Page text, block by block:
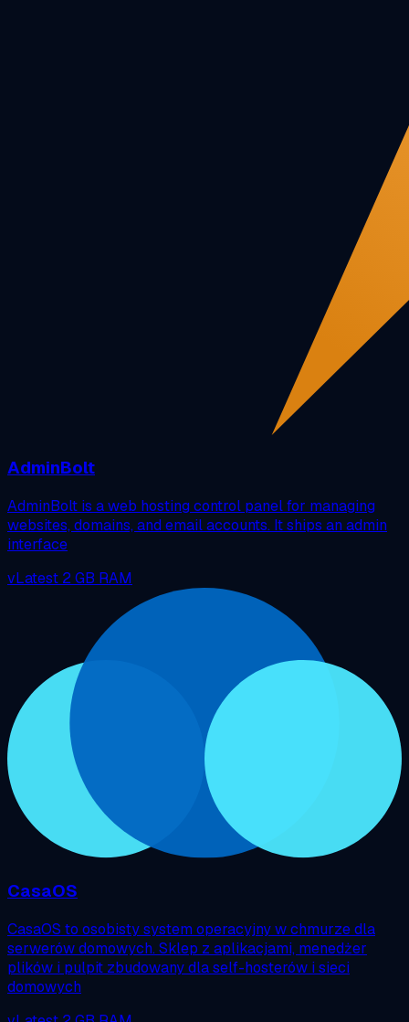
AdminBolt
AdminBolt is a web hosting control panel for managing
websites, domains, and email accounts. It ships an admin
interface
vLatest 2 GB RAM
CasaOS
CasaOS to osobisty system operacyjny w chmurze dla
serwerów domowych. Sklep z aplikacjami, menedżer
plików i pulpit zbudowany dla self-hosterów i sieci
domowych